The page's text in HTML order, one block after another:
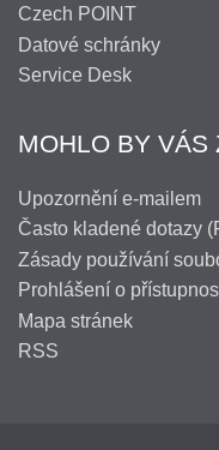
Czech POINT
Datové schránky
Service Desk
MOHLO BY VÁS
Upozornění e-mailem
Často kladené dotazy
Zásady používání
Prohlášení o
Mapa stránek
RSS